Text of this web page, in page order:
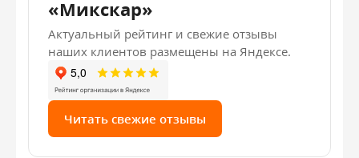
«Микскар»
Актуальный рейтинг и свежие отзывы
наших клиентов размещены на Яндексе.
Читать свежие отзывы